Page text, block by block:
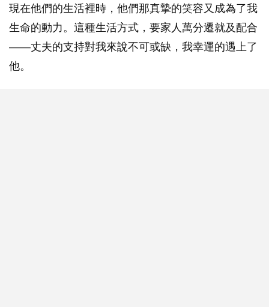
現在他們的生活裡時，他們那真摯的笑容又成為了我
生命的動力。這種生活方式，要家人萬分遷就及配合
——丈夫的支持對我來說不可或缺，我幸運的遇上了
他。